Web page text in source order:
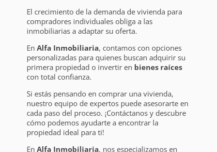
El crecimiento de la demanda de vivienda para
compradores individuales obliga a las
inmobiliarias a adaptar su oferta.
En Alfa Inmobiliaria, contamos con opciones
personalizadas para quienes buscan adquirir su
primera propiedad o invertir en bienes raíces
con total confianza.
Si estás pensando en comprar una vivienda,
nuestro equipo de expertos puede asesorarte en
cada paso del proceso. ¡Contáctanos y descubre
cómo podemos ayudarte a encontrar la
propiedad ideal para ti!
En Alfa Inmobiliaria, nos especializamos en